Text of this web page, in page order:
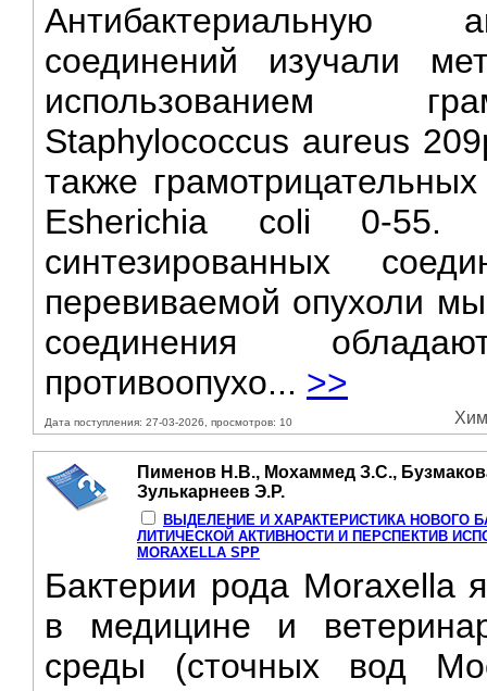
Антибактериальную
соединений изучали
использованием
Staphylococcus aureus
также
Esherichia coli 0-55.
синтезированных
перевиваемой опухоли
соединения
противоопухо... >>
Дата поступления: 27-03-2026, просмотров: 10
Пименов Н.В., Мохаммед З.С.,
Зулькарнеев Э.Р.
ВЫДЕЛЕНИЕ И ХАРАКТЕРИСТИКА НОВОГО
ЛИТИЧЕСКОЙ АКТИВНОСТИ И ПЕРСПЕКТИВ
MORAXELLA SPP
Бактерии рода Moraxella
в медицине и
среды (сточных вод